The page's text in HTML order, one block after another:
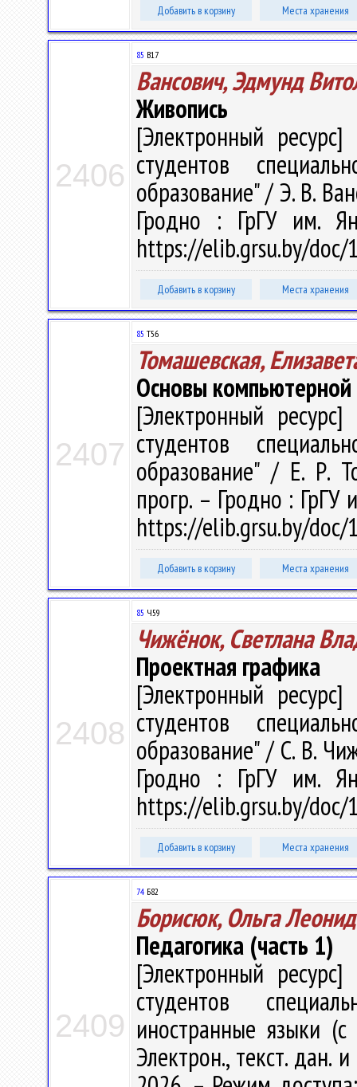
Добавить в корзину Места хранения
2406
85 В17
Вансович, Эдмунд
Живопись
[Электронный
студентов
образование" / Э. В.
Гродно : ГрГУ им.
https://elib.grsu.by/
Добавить в корзину Места хранения
2407
85 Т56
Томашевская,
Основы
[Электронный
студентов
образование" / Е. Р.
прогр. – Гродно :
https://elib.grsu.by/
Добавить в корзину Места хранения
2408
85 Ч59
Чижёнок, Светлана
Проектная графика
[Электронный
студентов
образование" / С. В.
Гродно : ГрГУ им.
https://elib.grsu.by/
Добавить в корзину Места хранения
2409
74 Б82
Борисюк, Ольга
Педагогика (часть 1)
[Электронный
студентов
иностранные языки
Электрон., текст. дан.